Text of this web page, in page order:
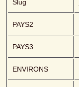
Slug
PAYS2
PAYS3
ENVIRONS